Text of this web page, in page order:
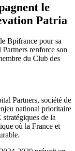
le
Patria
Bpifrance pour sa
renforce son
du Club des
Partners, société de
national prioritaire
de la
où la France et